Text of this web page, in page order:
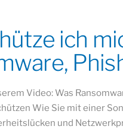
ich
Video: Was
Wie Sie mit einer
und